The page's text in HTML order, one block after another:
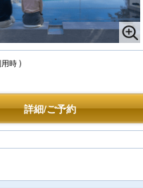
時 )
詳細/ご予約